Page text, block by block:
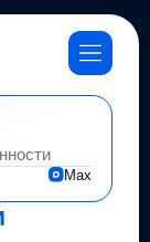
Max